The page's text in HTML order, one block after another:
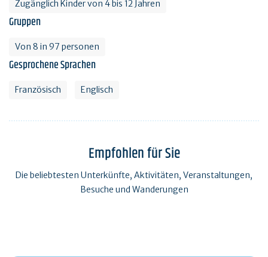
Zugänglich Kinder von 4 bis 12 Jahren
Gruppen
Von 8 in 97 personen
Gesprochene Sprachen
Französisch Englisch
Empfohlen für Sie
Die beliebtesten Unterkünfte, Aktivitäten, Veranstaltungen,
Besuche und Wanderungen